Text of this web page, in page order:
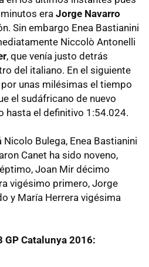
era Jorge Navarro
Sin embargo Enea Bastianini
Niccolò Antonelli
, que venía justo detrás
del italiano. En el siguiente
unas milésimas el tiempo
el sudáfricano de nuevo
hasta el definitivo 1:54.024.
Bulega, Enea Bastianini
Canet ha sido noveno,
Joan Mir décimo
vigésimo primero, Jorge
y María Herrera vigésima
Catalunya 2016: